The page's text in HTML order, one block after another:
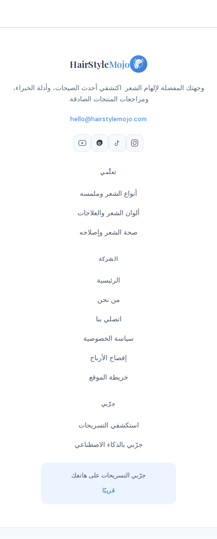
HairStyleMojo
وجهتك المفضلة لإلهام الشعر. اكتشفي أحدث الصيحات، وأدلة الخبراء،
ومراجعات المنتجات الصادقة.
hello@hairstylemojo.com
تعلّمي
أنواع الشعر وملمسه
ألوان الشعر والعلاجات
صحة الشعر وإصلاحه
الشركة
الرئيسية
من نحن
اتصلي بنا
سياسة الخصوصية
إفصاح الأرباح
خريطة الموقع
جرّبي
استكشفي التسريحات
جرّبي بالذكاء الاصطناعي
جرّبي التسريحات على هاتفك
قريبًا